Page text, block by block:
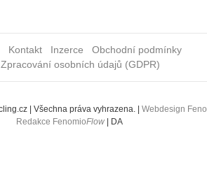
Kontakt Inzerce
Obchodní podmínky
Zpracování osobních údajů (GDPR)
| Všechna práva vyhrazena. | Webdesign
Redakce FenomioFlow| DA